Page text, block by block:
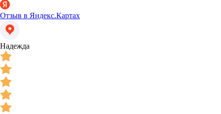
Отзыв в Яндекс.Картах
Надежда